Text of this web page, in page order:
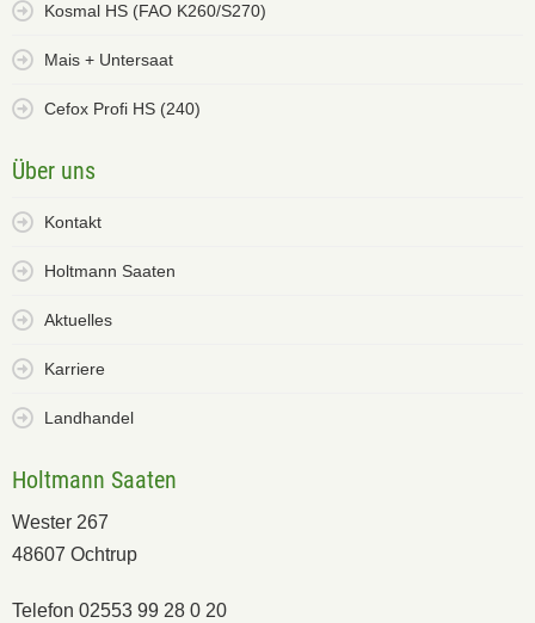
Kosmal HS (FAO K260/S270)
Mais + Untersaat
Cefox Profi HS (240)
Über uns
Kontakt
Holtmann Saaten
Aktuelles
Karriere
Landhandel
Holtmann Saaten
Wester 267
48607 Ochtrup
Telefon 02553 99 28 0 20